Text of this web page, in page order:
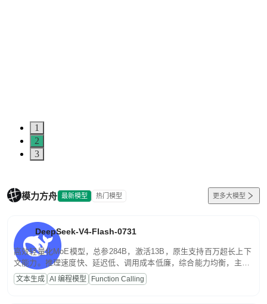
1
2
3
模力方舟 最新模型 热门模型 更多大模型
DeepSeek-V4-Flash-0731
高效轻量化MoE模型，总参284B，激活13B，原生支持百万超长上下
文能力。推理速度快、延迟低、调用成本低廉，综合能力均衡，主打
高并发、轻量化任务，适合日常对话、内容创作、基础 RAG、批量
文案处理等普惠刚需场景。
文本生成 AI 编程模型 Function Calling